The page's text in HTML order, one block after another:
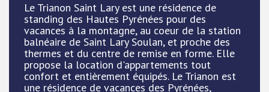
Le Trianon Saint Lary est une résidence de
standing des Hautes Pyrénées pour des
vacances à la montagne, au coeur de la station
balnéaire de Saint Lary Soulan, et proche des
thermes et du centre de remise en forme. Elle
propose la location d'appartements tout
confort et entièrement équipés. Le Trianon est
une résidence de vacances des Pyrénées,